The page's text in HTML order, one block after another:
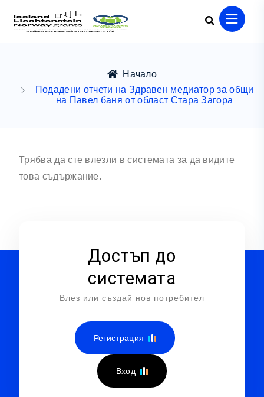
Начало
Подадени отчети на Здравен медиатор за общи
на Павел баня от област Стара Загора
Трябва да сте влезли в системата за да видите
това съдържание.
Достъп до
системата
Влез или създай нов потребител
Регистрация
Вход